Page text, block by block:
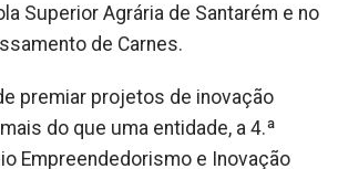
Superior Agrária de Santarém e no
de Carnes.
premiar projetos de inovação
do que uma entidade, a 4.ª
Empreendedorismo e Inovação